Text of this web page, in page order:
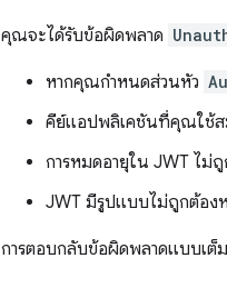
คุณจะได้รับข้อผิดพลาด
หากคุณกำหนดส่วนหัว
คีย์แอปพลิเคชันที่คุณใช้ส
การหมดอายุใน JWT ไม่
JWT มีรูปแบบไม่ถูกต้อง
การตอบกลับข้อผิดพลาดแบบเ